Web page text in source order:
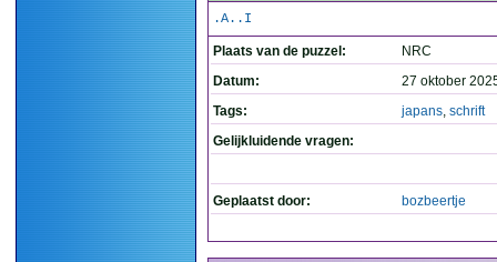
.A..I
Plaats van de puzzel:
NRC
Datum:
27 oktober
Tags:
japans, schrift
Gelijkluidende vragen:
Geplaatst door: bozbeertje